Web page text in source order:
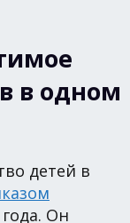
в одном
детей в
Он